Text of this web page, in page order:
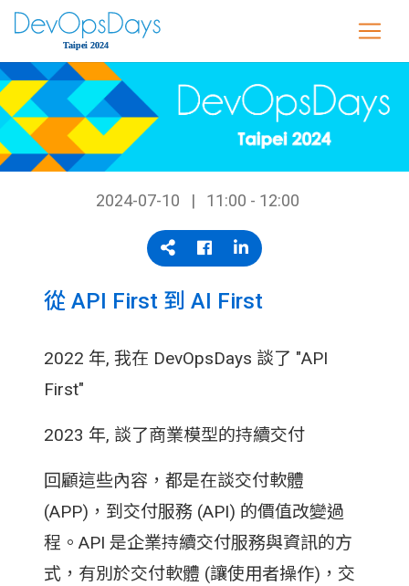
2024-07-10 11:00 - 12:00
從 API First 到 AI First
2022 年, 我在 DevOpsDays 談了 "API
First"
2023 年, 談了商業模型的持續交付
回顧這些內容，都是在談交付軟體
(APP)，到交付服務 (API) 的價值改變過
程。API 是企業持續交付服務與資訊的方
式，有別於交付軟體 (讓使用者操作)，交